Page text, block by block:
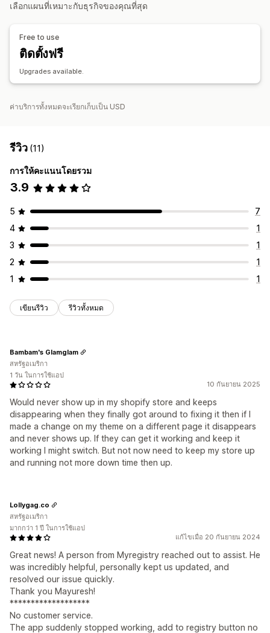
การปรับแต่ง
หลายภาษา
เลือกแผนที่เหมาะกับธุรกิจของคุณที่สุด
Free to use
ติดตั้งฟรี
Upgrades available.
ค่าบริการทั้งหมดจะเรียกเก็บเป็น USD
รีวิว (11)
การให้คะแนนโดยรวม
3.9
5
7
4
1
3
1
2
1
1
1
เขียนรีวิว รีวิวทั้งหมด
10 กันยายน 2025
Would never show up in my shopify store and keeps
disappearing when they finally got around to fixing it then if I
made a change on my theme on a different page it disappears
and never shows up. If they can get it working and keep it
working I might switch. But not now need to keep my store up
and running not more down time then up.
Bambam's Glamglam
สหรัฐอเมริกา
1 วัน ในการใช้แอป
แก้ไขเมื่อ 20 กันยายน 2024
Great news! A person from Myregistry reached out to assist. He
was incredibly helpful, personally kept us updated, and
resolved our issue quickly.
Thank you Mayuresh!
*******************
No customer service.
The app suddenly stopped working, add to registry button no
Lollygag.co
สหรัฐอเมริกา
มากกว่า 1 ปี ในการใช้แอป